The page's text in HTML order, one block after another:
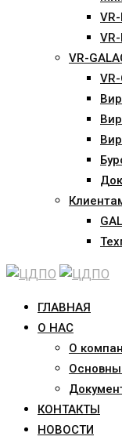
VR-
ГЛАВНАЯ
О НАС
О
КОНТАКТЫ
НОВОСТИ